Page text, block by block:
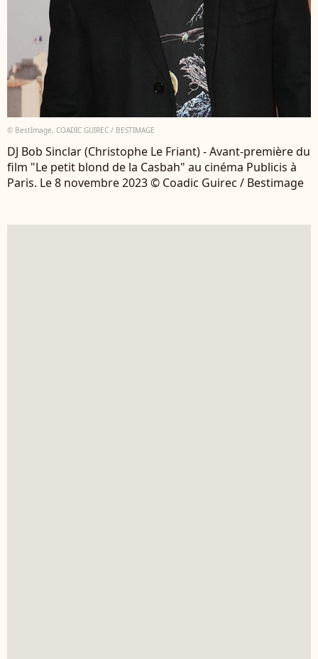
© BestImage, COADIC GUIREC / BESTIMAGE
DJ Bob Sinclar (Christophe Le Friant) - Avant-première du
film "Le petit blond de la Casbah" au cinéma Publicis à
Paris. Le 8 novembre 2023 © Coadic Guirec / Bestimage